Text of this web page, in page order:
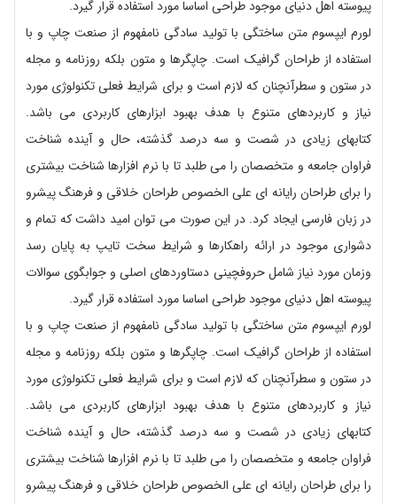
پیوسته اهل دنیای موجود طراحی اساسا مورد استفاده قرار گیرد.
لورم ایپسوم متن ساختگی با تولید سادگی نامفهوم از صنعت چاپ و با
استفاده از طراحان گرافیک است. چاپگرها و متون بلکه روزنامه و مجله
در ستون و سطرآنچنان که لازم است و برای شرایط فعلی تکنولوژی مورد
نیاز و کاربردهای متنوع با هدف بهبود ابزارهای کاربردی می باشد.
کتابهای زیادی در شصت و سه درصد گذشته، حال و آینده شناخت
فراوان جامعه و متخصصان را می طلبد تا با نرم افزارها شناخت بیشتری
را برای طراحان رایانه ای علی الخصوص طراحان خلاقی و فرهنگ پیشرو
در زبان فارسی ایجاد کرد. در این صورت می توان امید داشت که تمام و
دشواری موجود در ارائه راهکارها و شرایط سخت تایپ به پایان رسد
وزمان مورد نیاز شامل حروفچینی دستاوردهای اصلی و جوابگوی سوالات
پیوسته اهل دنیای موجود طراحی اساسا مورد استفاده قرار گیرد.
لورم ایپسوم متن ساختگی با تولید سادگی نامفهوم از صنعت چاپ و با
استفاده از طراحان گرافیک است. چاپگرها و متون بلکه روزنامه و مجله
در ستون و سطرآنچنان که لازم است و برای شرایط فعلی تکنولوژی مورد
نیاز و کاربردهای متنوع با هدف بهبود ابزارهای کاربردی می باشد.
کتابهای زیادی در شصت و سه درصد گذشته، حال و آینده شناخت
فراوان جامعه و متخصصان را می طلبد تا با نرم افزارها شناخت بیشتری
را برای طراحان رایانه ای علی الخصوص طراحان خلاقی و فرهنگ پیشرو